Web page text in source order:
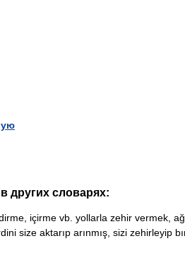
других словарях:
içirme vb. yollarla zehir vermek,
size aktarıp arınmış, sizi zehirleyip